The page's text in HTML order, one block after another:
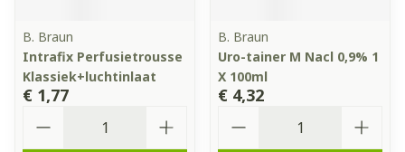
B. Braun
Intrafix Perfusietrousse
Klassiek+luchtinlaat
€ 1,77
B. Braun
Uro-tainer M Nacl 0,9% 1
X 100ml
€ 4,32